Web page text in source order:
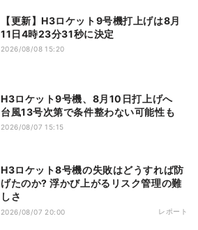
【更新】H3ロケット9号機打上げは8月
11日4時23分31秒に決定
2026/08/08 15:20
H3ロケット9号機、8月10日打上げへ
台風13号次第で条件整わない可能性も
2026/08/07 15:15
H3ロケット8号機の失敗はどうすれば防
げたのか? 浮かび上がるリスク管理の難
しさ
2026/08/07 20:00 レポート